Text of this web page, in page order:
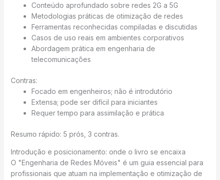
Conteúdo aprofundado sobre redes 2G a 5G
Metodologias práticas de otimização de redes
Ferramentas reconhecidas compiladas e discutidas
Casos de uso reais em ambientes corporativos
Abordagem prática em engenharia de
telecomunicações
Contras:
Focado em engenheiros; não é introdutório
Extensa; pode ser difícil para iniciantes
Requer tempo para assimilação e prática
Resumo rápido: 5 prós, 3 contras.
Introdução e posicionamento: onde o livro se encaixa
O "Engenharia de Redes Móveis" é um guia essencial para
profissionais que atuam na implementação e otimização de